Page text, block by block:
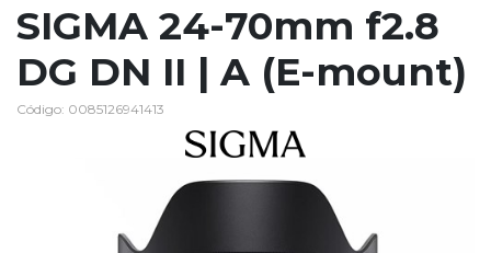
SIGMA 24-70mm f2.8
DG DN II | A (E-mount)
Código: 0085126941413